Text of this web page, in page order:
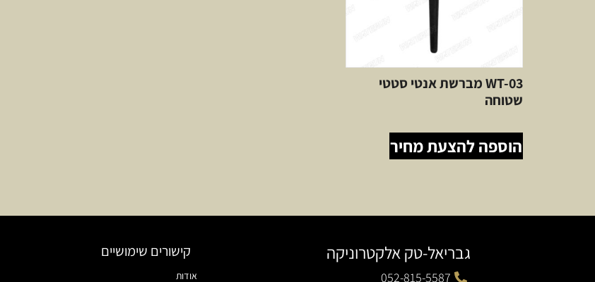
WT-03 מברשת אנטי סטטי
שטוחה
הוספה להצעת מחיר
גבריאל-טק אלקטרוניקה
052-815-5587
קישורים שימושיים
אודות